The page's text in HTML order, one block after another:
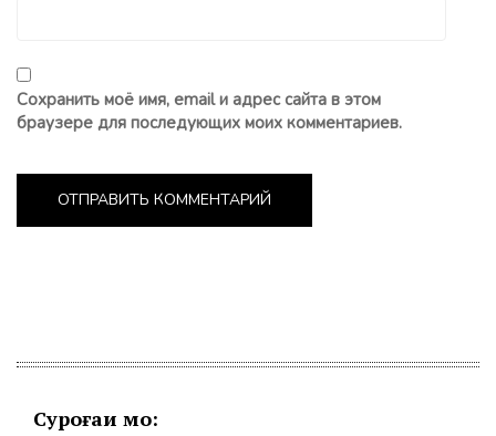
Сохранить моё имя, email и адрес сайта в этом
браузере для последующих моих комментариев.
Суроғаи мо: